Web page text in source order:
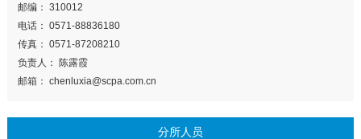
邮编： 310012
电话： 0571-88836180
传真： 0571-87208210
负责人： 陈露霞
邮箱： chenluxia@scpa.com.cn
分所人员